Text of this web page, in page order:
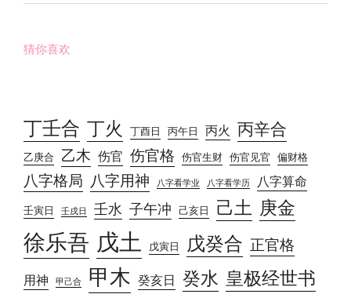
猜你喜欢
丁壬合 丁火 丁酉日 丙午日 丙火 丙辛合
乙庚合 乙木 伤官 伤官格 伤官生财 伤官见官 偏财格
八字格局 八字用神 八字看学业 八字看学历 八字算命
壬寅日 壬戌日 壬水 子午冲 己亥日 己土 庚金
徐乐吾 戊土 戊寅日 戊癸合 正官格
用神 甲己合 甲木 癸亥日 癸水 皇极经世书